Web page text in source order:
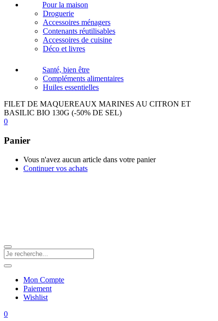
Pour la maison
Droguerie
Accessoires ménagers
Contenants réutilisables
Accessoires de cuisine
Déco et livres
Santé, bien être
Compléments alimentaires
Huiles essentielles
FILET DE MAQUEREAUX MARINES AU CITRON ET
BASILIC BIO 130G (-50% DE SEL)
0
Panier
Vous n'avez aucun article dans votre panier
Continuer vos achats
Mon Compte
Paiement
Wishlist
0